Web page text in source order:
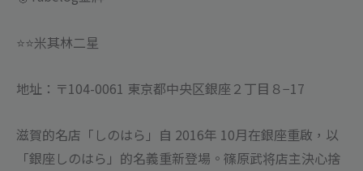
⭐️⭐️米其林二星
地址：〒104-0061 東京都中央区銀座２丁目８−17
滋賀的名店「しのはら」自 2016年 10月在銀座重啟，以
「銀座しのはら」的名義重新登場。篠原武将店主決心捨